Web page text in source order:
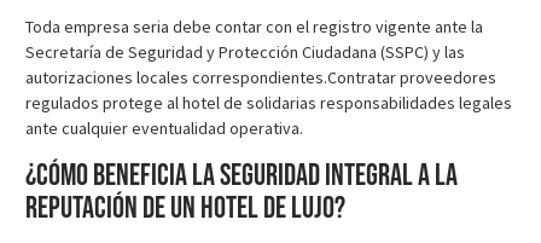
Toda empresa seria debe contar con el registro vigente ante la
Secretaría de Seguridad y Protección Ciudadana (SSPC) y las
autorizaciones locales correspondientes.Contratar proveedores
regulados protege al hotel de solidarias responsabilidades legales
ante cualquier eventualidad operativa.
¿Cómo beneficia la seguridad integral a la
reputación de un hotel de lujo?